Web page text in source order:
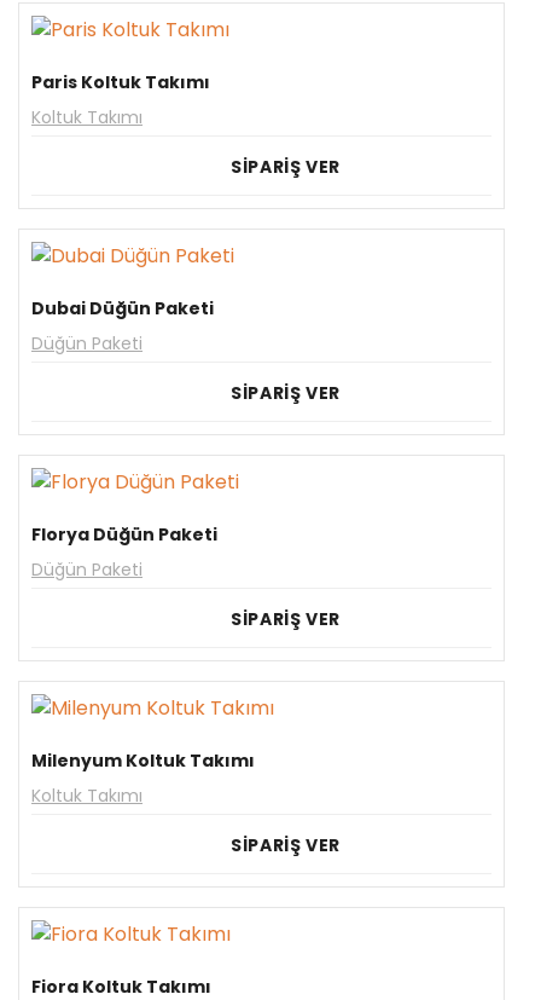
Paris Koltuk Takımı
Koltuk Takımı
SİPARİŞ VER
Dubai Düğün Paketi
Düğün Paketi
SİPARİŞ VER
Florya Düğün Paketi
Düğün Paketi
SİPARİŞ VER
Milenyum Koltuk Takımı
Koltuk Takımı
SİPARİŞ VER
Fiora Koltuk Takımı